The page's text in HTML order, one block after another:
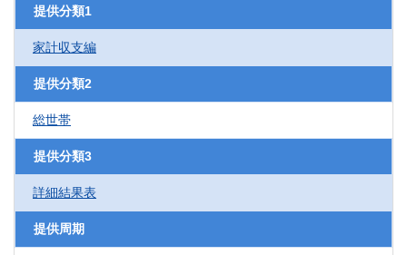
提供分類1
家計収支編
提供分類2
総世帯
提供分類3
詳細結果表
提供周期